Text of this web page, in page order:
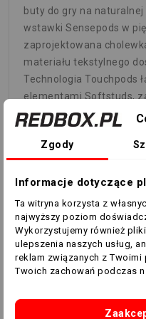
buty do gry na
wstawki Sensepods w
zaprojektowana
materiału tekstylnego
Technologia Touchpods
elementami Softstuds,
kontakcie z piłką.
Cholewka
bardzo miękkiej
Blokująca stopę
Touchpods
Formowana
Podeszwa
Kolor produktu:
Zgody
Informacje dotyczące
Ta witryna korzysta z
najwyższy poziom
Wykorzystujemy również
ulepszenia naszych usług,
reklam związanych z
Twoich zachowań podczas